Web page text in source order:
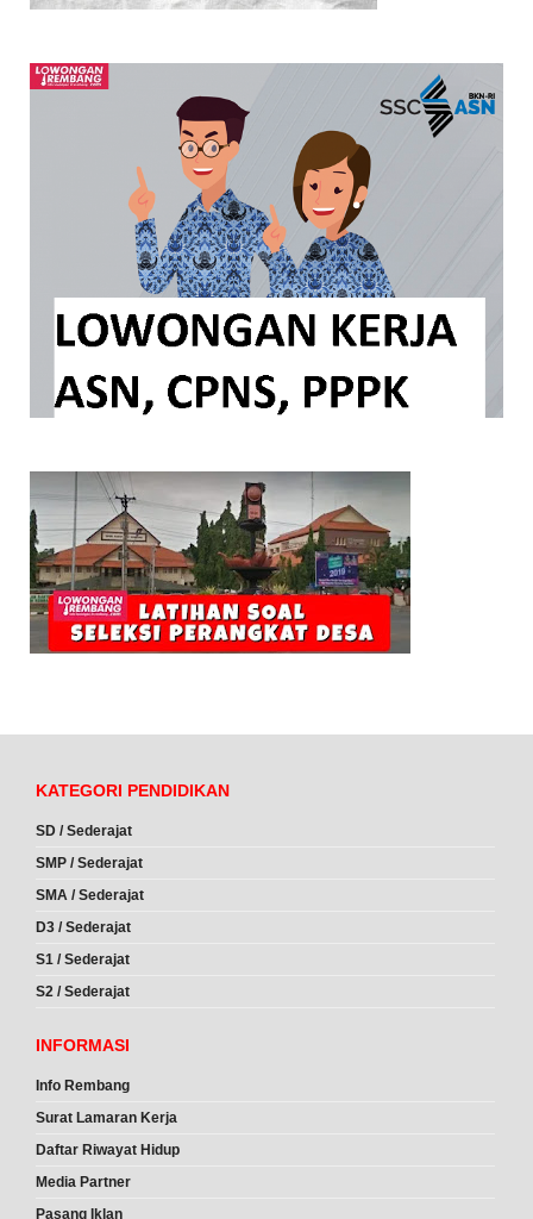
KATEGORI PENDIDIKAN
SD / Sederajat
SMP / Sederajat
SMA / Sederajat
D3 / Sederajat
S1 / Sederajat
S2 / Sederajat
INFORMASI
Info Rembang
Surat Lamaran Kerja
Daftar Riwayat Hidup
Media Partner
Pasang Iklan